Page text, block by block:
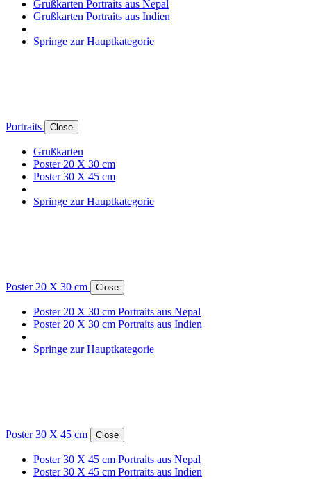
Grußkarten Portraits aus Nepal
Grußkarten Portraits aus Indien
Springe zur Hauptkategorie
Portraits Close
Grußkarten
Poster 20 X 30 cm
Poster 30 X 45 cm
Springe zur Hauptkategorie
Poster 20 X 30 cm Close
Poster 20 X 30 cm Portraits aus Nepal
Poster 20 X 30 cm Portraits aus Indien
Springe zur Hauptkategorie
Poster 30 X 45 cm Close
Poster 30 X 45 cm Portraits aus Nepal
Poster 30 X 45 cm Portraits aus Indien